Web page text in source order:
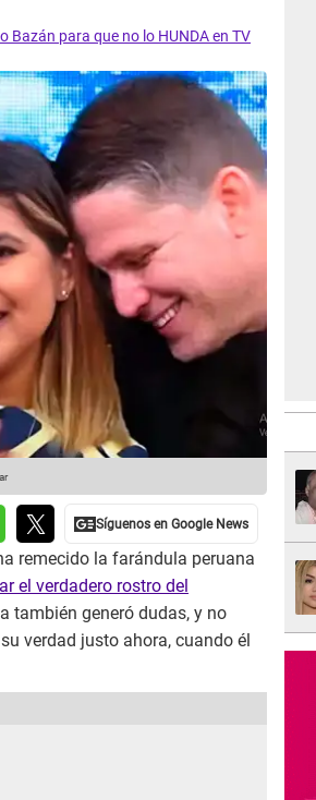
Bazán para que no lo HUNDA en TV
remecido la farándula peruana
el verdadero rostro del
también generó dudas, y no
verdad justo ahora, cuando él